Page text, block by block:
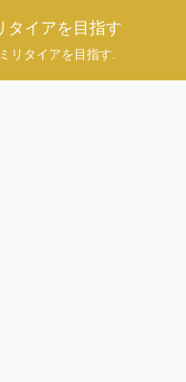
タイアを目指す
リタイアを目指す.